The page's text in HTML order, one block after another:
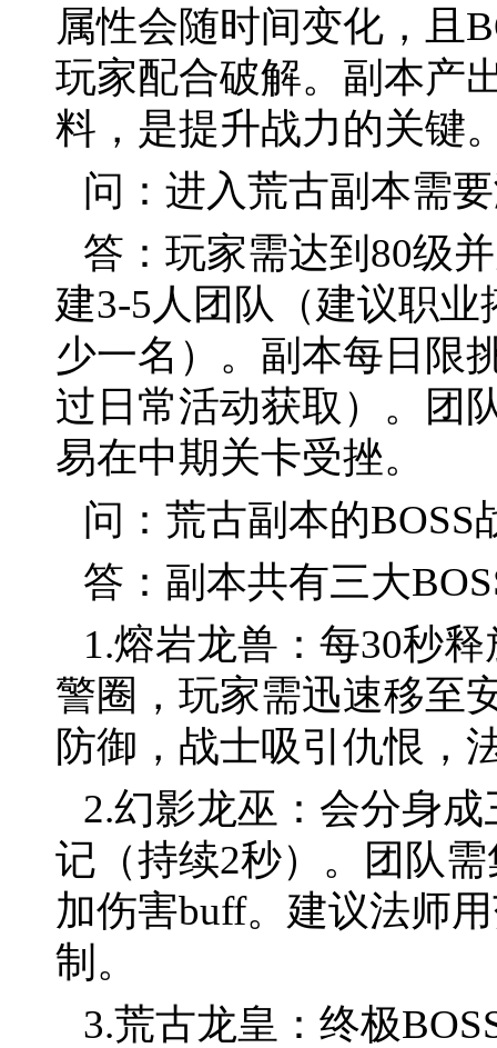
属性会随时间变化，且
玩家配合破解。副本产
料，是提升战力的关键
问：进入荒古副本需
答：玩家需达到80级
建3-5人团队（建议职
少一名）。副本每日限
过日常活动获取）。团
易在中期关卡受挫。
问：荒古副本的
答：副本共有三大
1.熔岩龙兽：每30秒
警圈，玩家需迅速移至
防御，战士吸引仇恨，
2.幻影龙巫：会分身
记（持续2秒）。团队
加伤害buff。建议法师
制。
3.荒古龙皇：终极